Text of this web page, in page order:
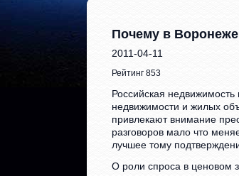
Почему в
2011-04-11
Рейтинг 853
Российская
недвижимости и жилых
привлекают внимание
разговоров мало что
лучшее тому
О роли спроса в ценовом